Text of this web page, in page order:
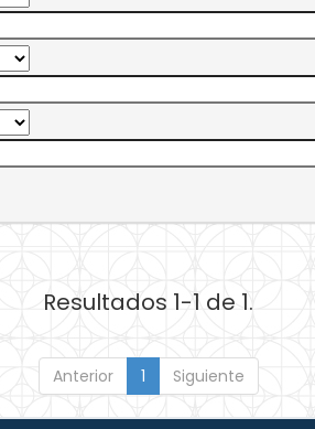
Resultados 1-1 de 1.
Anterior 1 Siguiente